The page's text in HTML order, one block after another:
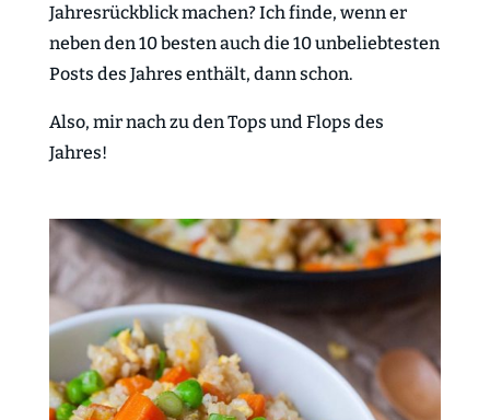
Jahresrückblick machen? Ich finde, wenn er
neben den 10 besten auch die 10 unbeliebtesten
Posts des Jahres enthält, dann schon.
Also, mir nach zu den Tops und Flops des
Jahres!